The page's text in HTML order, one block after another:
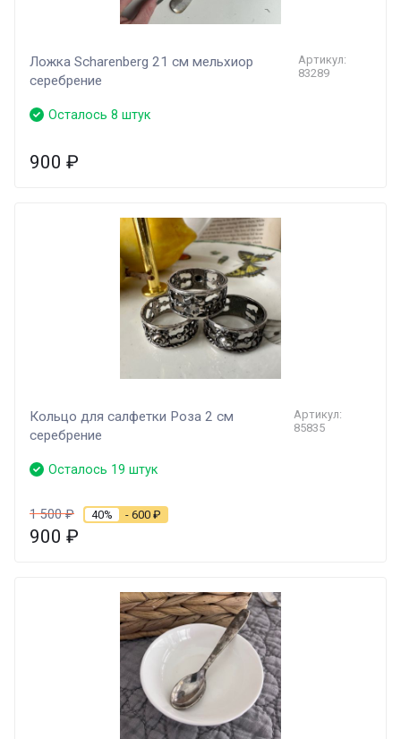
Ложка Scharenberg 21 см мельхиор
серебрение
Артикул:
83289
Осталось 8 штук
900 ₽
Кольцо для салфетки Роза 2 см
серебрение
Артикул:
85835
Осталось 19 штук
1 500₽ 40% - 600 ₽
900 ₽